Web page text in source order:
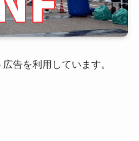
告を利用しています。